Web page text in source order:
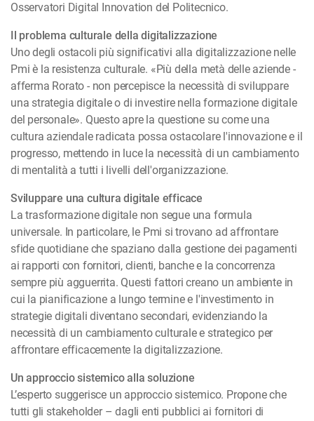
Osservatori Digital Innovation del Politecnico.
Il problema culturale della digitalizzazione
Uno degli ostacoli più significativi alla digitalizzazione nelle
Pmi è la resistenza culturale. «Più della metà delle aziende -
afferma Rorato - non percepisce la necessità di sviluppare
una strategia digitale o di investire nella formazione digitale
del personale». Questo apre la questione su come una
cultura aziendale radicata possa ostacolare l'innovazione e il
progresso, mettendo in luce la necessità di un cambiamento
di mentalità a tutti i livelli dell'organizzazione.
Sviluppare una cultura digitale efficace
La trasformazione digitale non segue una formula
universale. In particolare, le Pmi si trovano ad affrontare
sfide quotidiane che spaziano dalla gestione dei pagamenti
ai rapporti con fornitori, clienti, banche e la concorrenza
sempre più agguerrita. Questi fattori creano un ambiente in
cui la pianificazione a lungo termine e l'investimento in
strategie digitali diventano secondari, evidenziando la
necessità di un cambiamento culturale e strategico per
affrontare efficacemente la digitalizzazione.
Un approccio sistemico alla soluzione
L’esperto suggerisce un approccio sistemico. Propone che
tutti gli stakeholder – dagli enti pubblici ai fornitori di